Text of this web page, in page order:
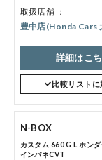
取扱店舗
豊中店(Honda Cars
詳細はこ
比較リストに
N-BOX
カスタム 660 G L ホン
インパネCVT